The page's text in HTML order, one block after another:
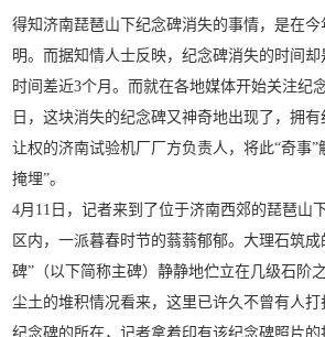
得知济南琵琶山下纪念碑消失的事情，是在
明。而据知情人士反映，纪念碑消失的时间却
时间差近3个月。而就在各地媒体开始关注纪
日，这块消失的纪念碑又神奇地出现了，拥
让权的济南试验机厂厂方负责人，将此“奇事”
掩埋”。
4月11日，记者来到了位于济南西郊的琵琶山
区内，一派暮春时节的蓊蓊郁郁。大理石筑
碑”（以下简称主碑）静静地伫立在几级石阶
尘土的堆积情况看来，这里已许久不曾有人
纪念碑的所在，记者拿着印有该纪念碑照片的